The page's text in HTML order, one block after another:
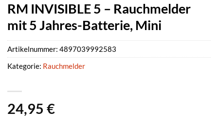
RM INVISIBLE 5 – Rauchmelder
mit 5 Jahres-Batterie, Mini
24,95 €
Artikelnummer: 4897039992583
Kategorie: Rauchmelder